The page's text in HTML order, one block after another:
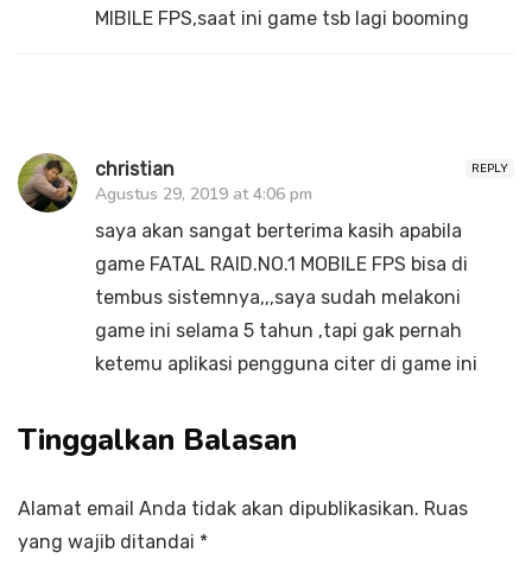
MIBILE FPS,saat ini game tsb lagi booming
REPLY
christian
Agustus 29, 2019 at 4:06 pm
saya akan sangat berterima kasih apabila
game FATAL RAID.NO.1 MOBILE FPS bisa di
tembus sistemnya,,,saya sudah melakoni
game ini selama 5 tahun ,tapi gak pernah
ketemu aplikasi pengguna citer di game ini
Tinggalkan Balasan
Alamat email Anda tidak akan dipublikasikan. Ruas
yang wajib ditandai *